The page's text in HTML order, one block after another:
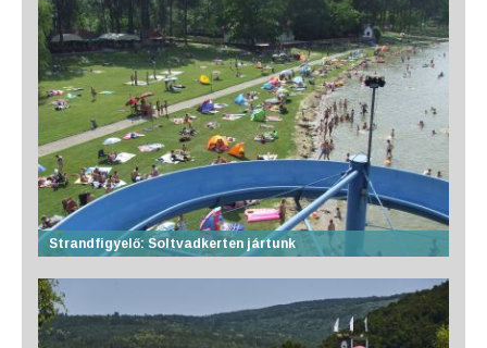
Strandfigyelő: Soltvadkerten jártunk